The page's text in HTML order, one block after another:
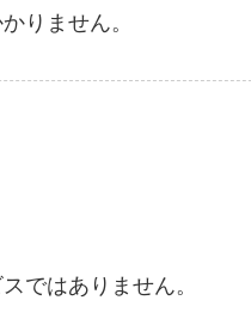
りません。
ではありません。